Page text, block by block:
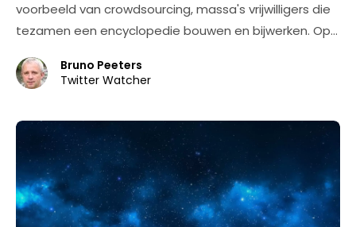
voorbeeld van crowdsourcing, massa's vrijwilligers die
tezamen een encyclopedie bouwen en bijwerken. Op…
Bruno Peeters
Twitter Watcher